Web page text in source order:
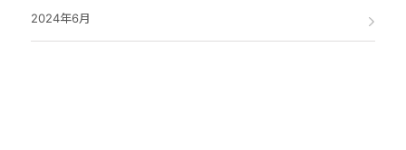
2024年6月